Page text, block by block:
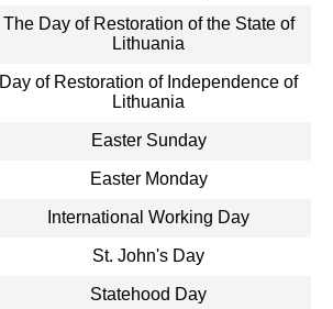
The Day of Restoration of the State of
Lithuania
Day of Restoration of Independence of
Lithuania
Easter Sunday
Easter Monday
International Working Day
St. John's Day
Statehood Day